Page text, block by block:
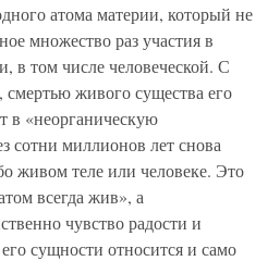
атома материи, который не
множество раз участия в
том числе человеческой. С
живого существа его
в «неорганическую
сотни миллионов лет снова
живом теле или человеке. Это
всегда жив», а
чувство радости и
сущности относится и само